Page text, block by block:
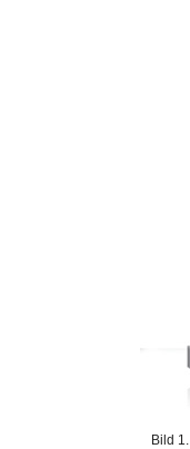
Bild 1.